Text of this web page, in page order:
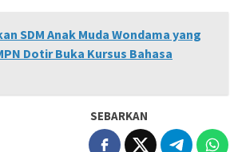
SDM Anak Muda Wondama yang
Dotir Buka Kursus Bahasa
SEBARKAN